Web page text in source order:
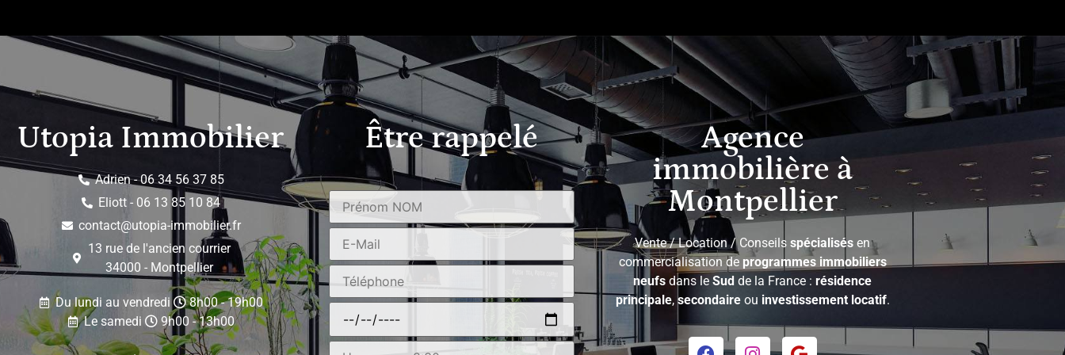
Utopia Immobilier
Adrien - 06 34 56 37 85
Eliott - 06 13 85 10 84
contact@utopia-immobilier.fr
13 rue de l'ancien courrier
34000 - Montpellier
Du lundi au vendredi
8h00 - 19h00
Le samedi
9h00 - 13h00
Être rappelé
Agence
immobilière à
Montpellier
Vente / Location / Conseilsspécialisés en
commercialisation de programmes immobiliers
neufs dans leSud de la France :résidence
principale, secondaireou investissement locatif.